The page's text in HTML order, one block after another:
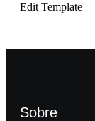
Edit Template
Sobre